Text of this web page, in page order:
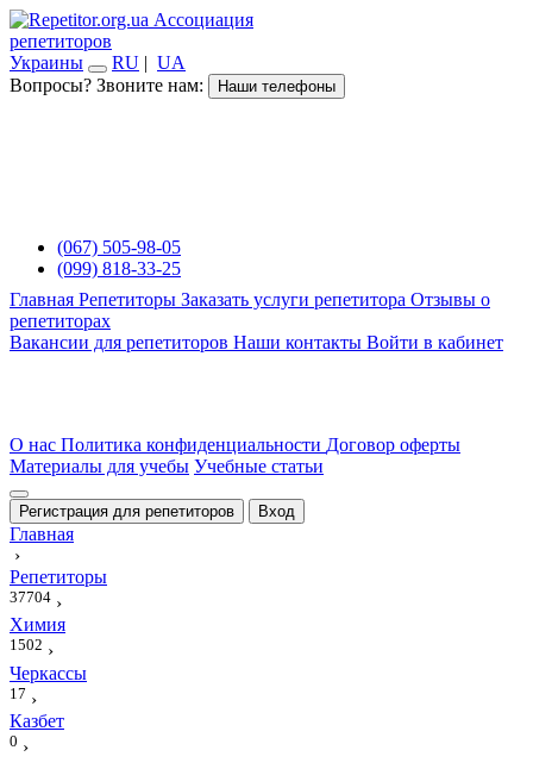
Ассоциация
репетиторов
Украины
RU | UA
Вопросы? Звоните нам:
Наши телефоны
(067) 505-98-05
(099) 818-33-25
Главная Репетиторы Заказать услуги репетитора Отзывы о
репетиторах
Вакансии для репетиторов Наши контакты Войти в кабинет
О нас Политика конфиденциальности Договор оферты
Материалы для учебы Учебные статьи
Регистрация для репетиторов Вход
Главная
›
Репетиторы
37704 ›
Химия
1502 ›
Черкассы
17 ›
Казбет
0 ›